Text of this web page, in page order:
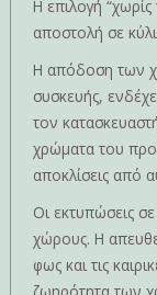
Η επιλογή
αποστολή σε
Η απόδοση των
συσκευής,
τον
χρώματα του
αποκλίσεις από
Οι εκτυπώσεις
χώρους. Η
φως και τις